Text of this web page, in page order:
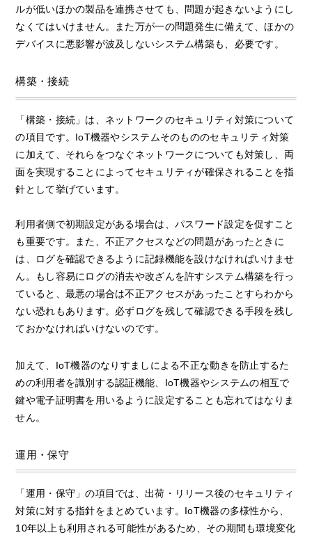
ルが低いほかの製品を連携させても、問題が起きないようにし
なくてはいけません。また万が一の問題発生に備えて、ほかの
デバイスに悪影響が波及しないシステム構築も、必要です。
構築・接続
「構築・接続」は、ネットワークのセキュリティ対策について
の項目です。IoT機器やシステムそのもののセキュリティ対策
に加えて、それらをつなぐネットワークについても対策し、両
面を実現することによってセキュリティが確保されることを指
針として挙げています。
利用者側で初期設定がある場合は、パスワード設定を促すこと
も重要です。また、不正アクセスなどの問題があったときに
は、ログを確認できるように記録機能を設けなければいけませ
ん。もし容易にログの消去や改ざんを許すシステム構築を行っ
ていると、最悪の場合は不正アクセスがあったことすらわから
ない恐れもあります。必ずログを残して確認できる手段を残し
ておかなければいけないのです。
加えて、IoT機器のなりすましによる不正な動きを防止するた
めの利用者を識別する認証機能、IoT機器やシステムの相互で
鍵や電子証明書を用いるように設定することも忘れてはなりま
せん。
運用・保守
「運用・保守」の項目では、出荷・リリース後のセキュリティ
対策に対する指針をまとめています。IoT機器の多様性から、
10年以上も利用される可能性があるため、その期間も環境変化